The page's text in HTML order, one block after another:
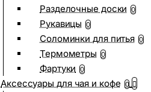
Разделочные доски 0
Рукавицы 0
Соломинки для питья 0
Термометры 0
Фартуки 0
Аксессуары для чая и кофе 0